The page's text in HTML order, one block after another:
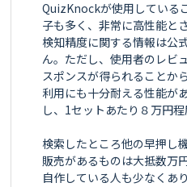
QuizKnockが使用している
子も多く、非常に高性能と
検知精度に関する情報は公
ん。ただし、使用者のレビ
スポンスが得られることか
利用にも十分耐える性能が
し、1セットあたり８万円
検索したところ他の早押し
販売があるものは大抵数万
自作している人も少なくあ